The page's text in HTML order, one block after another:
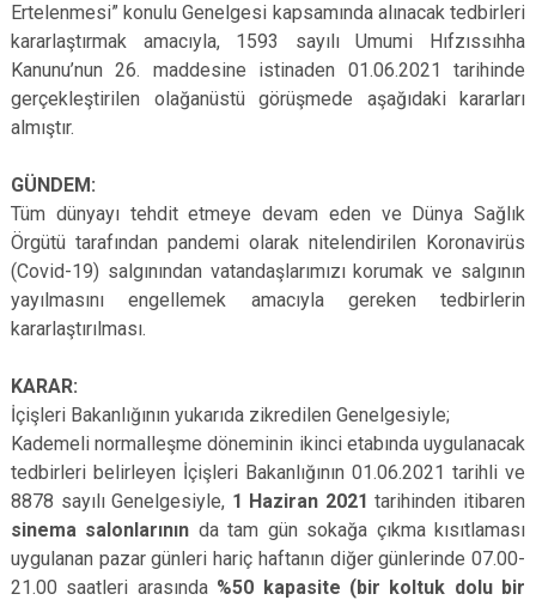
Ertelenmesi” konulu Genelgesi kapsamında alınacak tedbirleri
kararlaştırmak amacıyla, 1593 sayılı Umumi Hıfzıssıhha
Kanunu’nun 26. maddesine istinaden 01.06.2021 tarihinde
gerçekleştirilen olağanüstü görüşmede aşağıdaki kararları
almıştır.
GÜNDEM:
Tüm dünyayı tehdit etmeye devam eden ve Dünya Sağlık
Örgütü tarafından pandemi olarak nitelendirilen Koronavirüs
(Covid-19) salgınından vatandaşlarımızı korumak ve salgının
yayılmasını engellemek amacıyla gereken tedbirlerin
kararlaştırılması.
KARAR:
İçişleri Bakanlığının yukarıda zikredilen Genelgesiyle;
Kademeli normalleşme döneminin ikinci etabında uygulanacak
tedbirleri belirleyen İçişleri Bakanlığının 01.06.2021 tarihli ve
8878 sayılı Genelgesiyle, 1 Haziran 2021 tarihinden itibaren
sinema salonlarının da tam gün sokağa çıkma kısıtlaması
uygulanan pazar günleri hariç haftanın diğer günlerinde 07.00-
21.00 saatleri arasında %50 kapasite (bir koltuk dolu bir